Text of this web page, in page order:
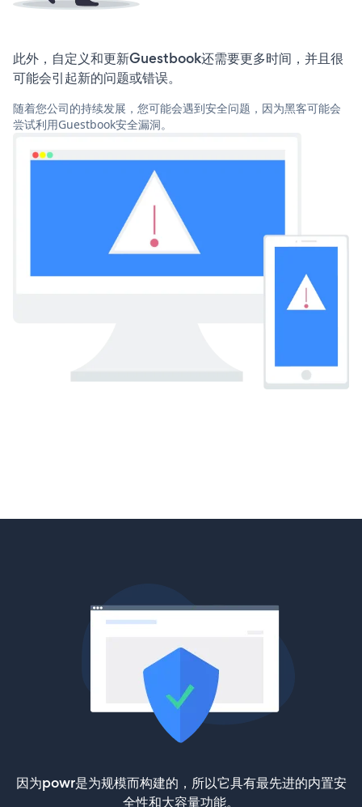
此外，自定义和更新Guestbook还需要更多时间，并且很
可能会引起新的问题或错误。
随着您公司的持续发展，您可能会遇到安全问题，因为黑客可能会
尝试利用Guestbook安全漏洞。
因为powr是为规模而构建的，所以它具有最先进的内置安
全性和大容量功能。